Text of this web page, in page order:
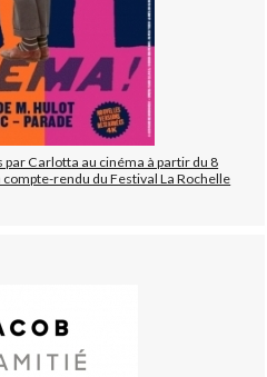
Carlotta au cinéma à partir du 8
rendu du Festival La Rochelle